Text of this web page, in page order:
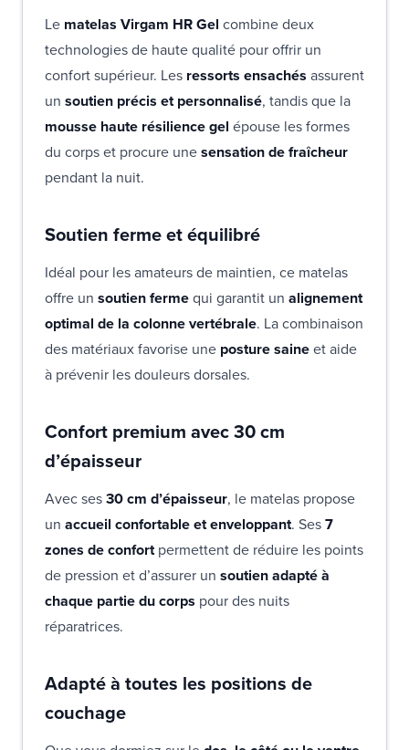
Le matelas Virgam HR Gel combine deux
technologies de haute qualité pour offrir un
confort supérieur. Les ressorts ensachés assurent
un soutien précis et personnalisé, tandis que la
mousse haute résilience gel épouse les formes
du corps et procure unesensation de fraîcheur
pendant la nuit.
Soutien ferme et équilibré
Idéal pour les amateurs de maintien, ce matelas
offre un soutien fermequi garantit un alignement
optimal de la colonne vertébrale. La combinaison
des matériaux favorise une posture saineet aide
à prévenir les douleurs dorsales.
Confort premium avec 30 cm
d’épaisseur
Avec ses30 cm d’épaisseur, le matelas propose
un accueil confortable et enveloppant. Ses7
zones de confortpermettent de réduire les points
de pression et d’assurer un soutien adapté à
chaque partie du corps pour des nuits
réparatrices.
Adapté à toutes les positions de
couchage